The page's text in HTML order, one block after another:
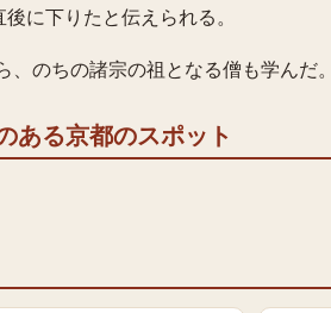
に下りたと伝えられる。
のちの諸宗の祖となる僧も学んだ。
ある京都のスポット